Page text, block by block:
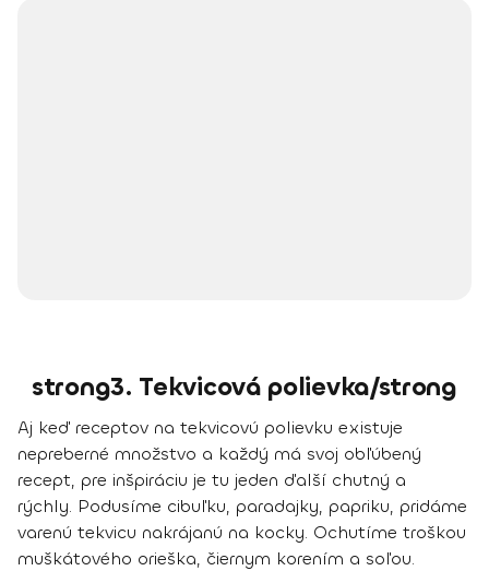
strong3. Tekvicová polievka/strong
Aj keď receptov na tekvicovú polievku existuje
nepreberné množstvo a každý má svoj obľúbený
recept, pre inšpiráciu je tu jeden ďalší chutný a
rýchly. Podusíme cibuľku, paradajky, papriku, pridáme
varenú tekvicu nakrájanú na kocky. Ochutíme troškou
muškátového orieška, čiernym korením a soľou.